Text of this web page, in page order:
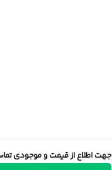
جهت اطلاع از قیمت و موجودی